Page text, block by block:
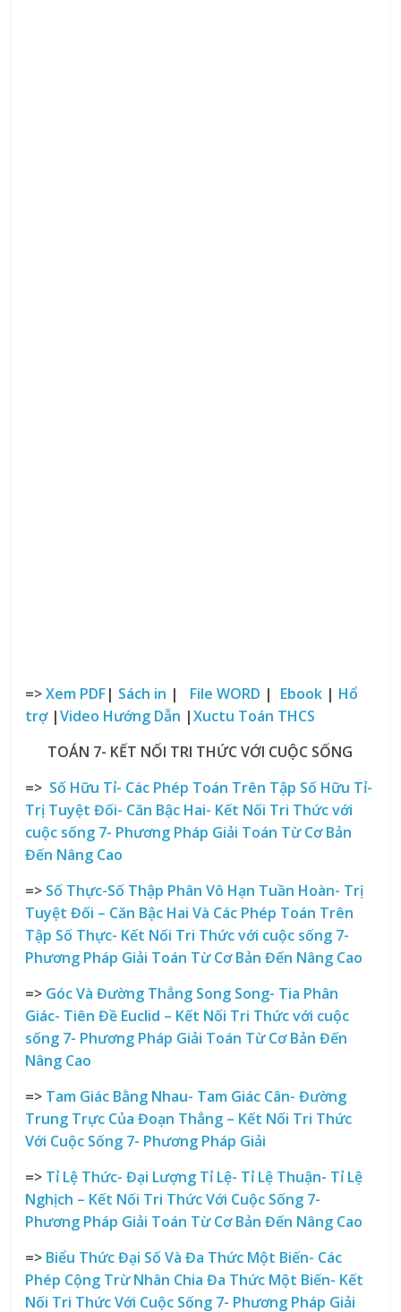
=>Xem PDF| Sách in | File WORD | Ebook | Hổ
trợ|Video Hướng Dẫn |Xuctu Toán THCS
TOÁN 7- KẾT NỐI TRI THỨC VỚI CUỘC SỐNG
=> Số Hữu Tỉ- Các Phép Toán Trên Tập Số Hữu Tỉ-
Trị Tuyệt Đối- Căn Bậc Hai- Kết Nối Tri Thức với
cuộc sống 7- Phương Pháp Giải Toán Từ Cơ Bản
Đến Nâng Cao
=> Số Thực-Số Thập Phân Vô Hạn Tuần Hoàn- Trị
Tuyệt Đối – Căn Bậc Hai Và Các Phép Toán Trên
Tập Số Thực- Kết Nối Tri Thức với cuộc sống 7-
Phương Pháp Giải Toán Từ Cơ Bản Đến Nâng Cao
=> Góc Và Đường Thẳng Song Song- Tia Phân
Giác- Tiên Đề Euclid – Kết Nối Tri Thức với cuộc
sống 7- Phương Pháp Giải Toán Từ Cơ Bản Đến
Nâng Cao
=> Tam Giác Bằng Nhau- Tam Giác Cân- Đường
Trung Trực Của Đoạn Thẳng – Kết Nối Tri Thức
Với Cuộc Sống 7- Phương Pháp Giải
=> Tỉ Lệ Thức- Đại Lượng Tỉ Lệ- Tỉ Lệ Thuận- Tỉ Lệ
Nghịch – Kết Nối Tri Thức Với Cuộc Sống 7-
Phương Pháp Giải Toán Từ Cơ Bản Đến Nâng Cao
=> Biểu Thức Đại Số Và Đa Thức Một Biến- Các
Phép Cộng Trừ Nhân Chia Đa Thức Một Biến- Kết
Nối Tri Thức Với Cuộc Sống 7- Phương Pháp Giải